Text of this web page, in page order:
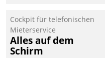
Cockpit für telefonischen
Mieterservice
Alles auf dem
Schirm